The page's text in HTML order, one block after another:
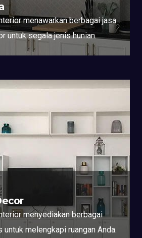
menawarkan berbagai jasa
untuk segala jenis hunian.
menyediakan berbagai
melengkapi ruangan Anda.